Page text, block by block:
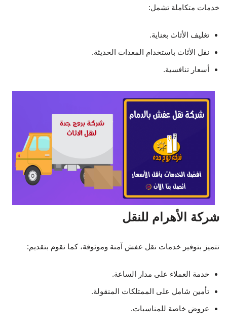
خدمات متكاملة تشمل:
تغليف الأثاث بعناية.
نقل الأثاث باستخدام المعدات الحديثة.
أسعار تنافسية.
شركة الأهرام للنقل
تتميز بتوفير خدمات نقل عفش آمنة وموثوقة، كما تقوم بتقديم:
خدمة العملاء على مدار الساعة.
تأمين شامل على الممتلكات المنقولة.
عروض خاصة للمناسبات.